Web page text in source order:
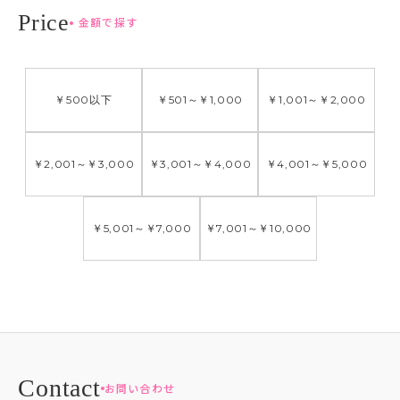
金額で探す
￥500 以下 ￥501 ～ ￥1,000 ￥1,001 ～ ￥2,000
￥2,001 ～ ￥3,000 ￥3,001 ～ ￥4,000 ￥4,001 ～ ￥5,000
￥5,001 ～ ￥7,000 ￥7,001 ～ ￥10,000
お問い合わせ